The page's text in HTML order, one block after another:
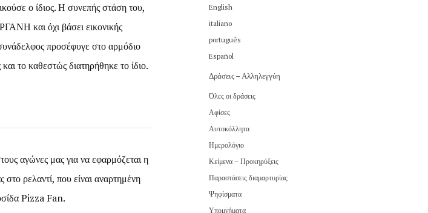
ο ίδιος. Η συνεπής στάση του,
και όχι βάσει εικονικής
προσέφυγε στο αρμόδιο
το καθεστώς διατηρήθηκε το ίδιο.
αγώνες μας για να εφαρμόζεται η
ρελαντί, που είναι αναρτημένη
Pizza Fan.
English
italiano
português
Español
Δράσεις – Αλληλεγγύη
Όλες οι δράσεις
Αφίσες
Αυτοκόλλητα
Ημερολόγιο
Κείμενα – Προκηρύξεις
Παραστάσεις διαμαρτυρίας
Ψηφίσματα
Υπομνήματα